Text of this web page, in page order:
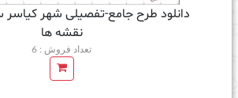
نقشه ها
تعداد فروش : 6